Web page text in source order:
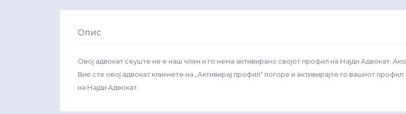
Опис
Овој адвокат сеуште не е наш член и го нема активирано својот профил на Најди Адвокат. Ако
Вие сте овој адвокат кликнете на „Активирај профил“ погоре и активирајте го вашиот профил
на Најди Адвокат.